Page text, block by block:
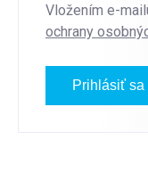
Vložením e-
ochrany
Prihlásiť sa